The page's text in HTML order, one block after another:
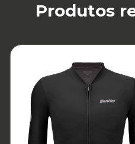
Produtos